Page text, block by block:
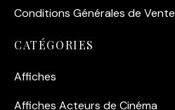
Conditions Générales de Vente
CATÉGORIES
Affiches
Affiches Acteurs de Cinéma